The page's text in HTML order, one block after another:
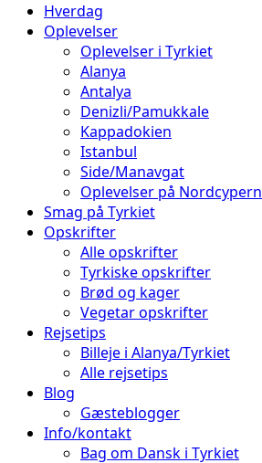
Hverdag
Oplevelser
Oplevelser i Tyrkiet
Alanya
Antalya
Denizli/Pamukkale
Kappadokien
Istanbul
Side/Manavgat
Oplevelser på Nordcypern
Smag på Tyrkiet
Opskrifter
Alle opskrifter
Tyrkiske opskrifter
Brød og kager
Vegetar opskrifter
Rejsetips
Billeje i Alanya/Tyrkiet
Alle rejsetips
Blog
Gæsteblogger
Info/kontakt
Bag om Dansk i Tyrkiet